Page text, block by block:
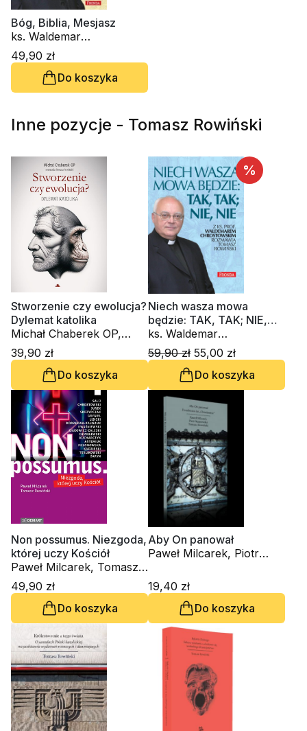
Bóg, Biblia, Mesjasz
ks. Waldemar
Chrostowski
49,90 zł
Do koszyka
Inne pozycje - Tomasz Rowiński
Stworzenie czy ewolucja?
Dylemat katolika
Michał Chaberek OP,
Tomasz Rowiński
39,90 zł
Do koszyka
%
Niech wasza mowa
będzie: TAK, TAK; NIE,
NIE
ks. Waldemar
Chrostowski, Tomasz
Rowiński
59,90 zł 55,00 zł
Do koszyka
Non possumus. Niezgoda,
której uczy Kościół
Paweł Milcarek, Tomasz
Rowiński
49,90 zł
Do koszyka
Aby On panował
Paweł Milcarek, Piotr
Rowiński
19,40 zł
Do koszyka